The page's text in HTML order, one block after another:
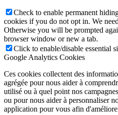
Check to enable permanent
cookies if you do not opt in. We
Otherwise you will be prompted
browser window or new a tab.
Click to enable/disable essential
Google Analytics Cookies
Ces cookies collectent des
agrégée pour nous aider à
utilisé ou à quel point nos
ou pour nous aider à personnaliser
application pour vous afin